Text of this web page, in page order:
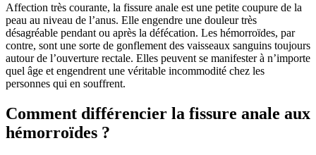
Affection très courante, la fissure anale est une petite coupure de la
peau au niveau de l’anus. Elle engendre une douleur très
désagréable pendant ou après la défécation. Les hémorroïdes, par
contre, sont une sorte de gonflement des vaisseaux sanguins toujours
autour de l’ouverture rectale. Elles peuvent se manifester à n’importe
quel âge et engendrent une véritable incommodité chez les
personnes qui en souffrent.
Comment différencier la fissure anale aux
hémorroïdes ?